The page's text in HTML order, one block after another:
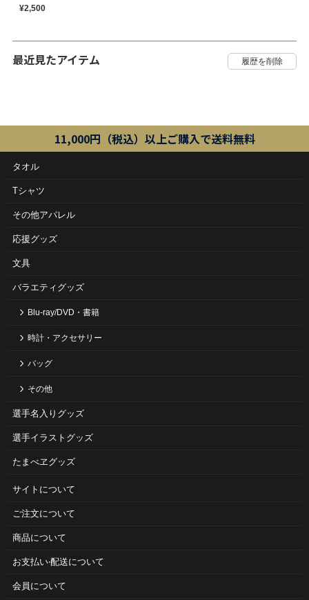
¥2,500
最近見たアイテム
11,000円（税込）以上ご購入で送料無料
タオル
Tシャツ
その他アパレル
応援グッズ
文具
バラエティグッズ
Blu-ray/DVD・書籍
時計・アクセサリー
バッグ
その他
選手名入りグッズ
選手イラストグッズ
たまべヱグッズ
サイトについて
ご注⽂について
商品について
お⽀払い‧配送について
会員について